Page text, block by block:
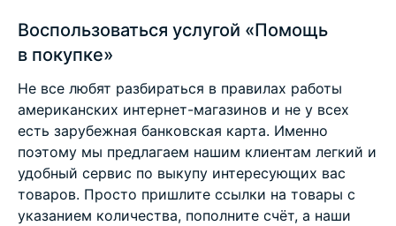
Воспользоваться услугой «Помощь
в покупке»
Не все любят разбираться в правилах работы
американских интернет-магазинов и не у всех
есть зарубежная банковская карта. Именно
поэтому мы предлагаем нашим клиентам легкий и
удобный сервис по выкупу интересующих вас
товаров. Просто пришлите ссылки на товары с
указанием количества, пополните счёт, а наши